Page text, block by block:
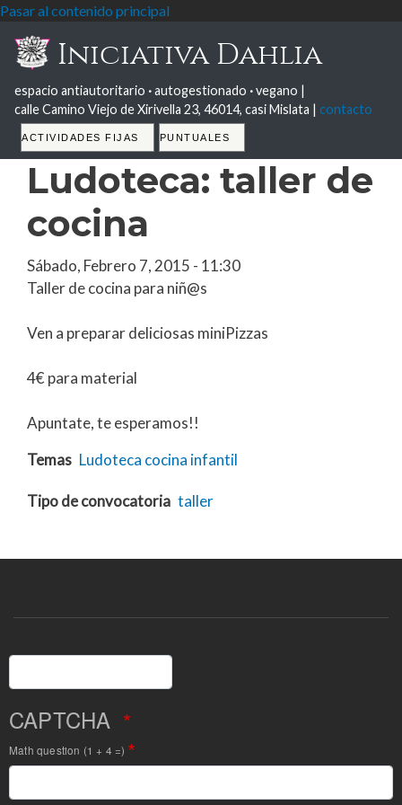
Pasar al contenido principal
Iniciativa Dahlia
espacio antiautoritario ·autogestionado ·vegano |
calle Camino Viejo de Xirivella 23, 46014, casi Mislata | contacto
Tabs
ACTIVIDADES FIJAS PUNTUALES
Ludoteca: taller de
cocina
Sábado, Febrero 7, 2015 - 11:30
Taller de cocina para niñ@s
Ven a preparar deliciosas miniPizzas
4€ para material
Apuntate, te esperamos!!
Temas Ludoteca cocina infantil
Tipo de convocatoria taller
Buscar
CAPTCHA
Math question (1 + 4 =)